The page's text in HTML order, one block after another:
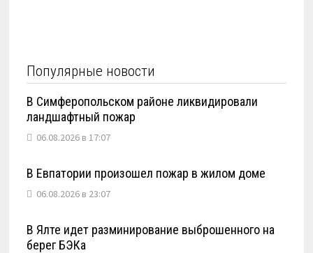
Популярные новости
В Симферопольском районе ликвидировали
ландшафтный пожар
06.08.2026 в 17:07
В Евпатории произошел пожар в жилом доме
06.08.2026 в 23:07
В Ялте идет разминирование выброшенного на
берег БЭКа